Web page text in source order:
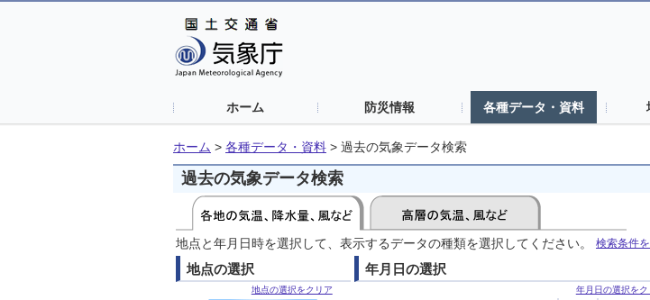
ホーム 防災情報 各種データ・資料
ホーム > 各種データ・資料 > 過去の気象データ検索
過去の気象データ検索
地点と年月日時を選択して、表示するデータの種類を選択してください。 検索条件
地点の選択
地点の選択をクリア
年月日の選択
年月日の選択をク